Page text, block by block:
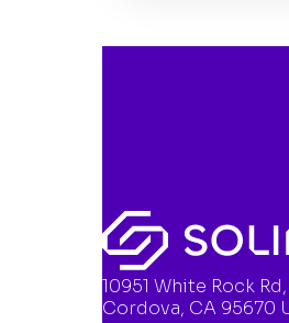
10951 White Rock
Cordova, CA 95670